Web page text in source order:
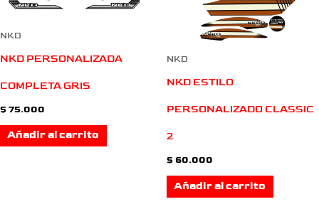
NKD
NKD PERSONALIZADA
COMPLETA GRIS
$ 75.000
Añadir al carrito
NKD
NKD ESTILO
PERSONALIZADO CLASSIC
2
$ 60.000
Añadir al carrito